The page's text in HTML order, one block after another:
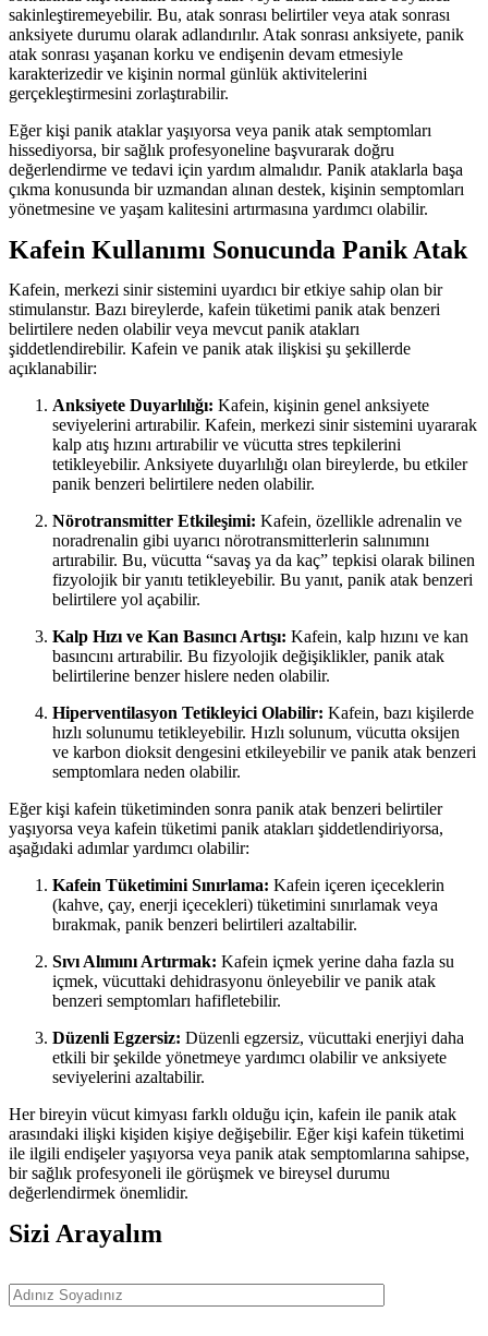
sakinleştiremeyebilir. Bu, atak sonrası belirtiler veya atak sonrası
anksiyete durumu olarak adlandırılır. Atak sonrası anksiyete, panik
atak sonrası yaşanan korku ve endişenin devam etmesiyle
karakterizedir ve kişinin normal günlük aktivitelerini
gerçekleştirmesini zorlaştırabilir.
Eğer kişi panik ataklar yaşıyorsa veya panik atak semptomları
hissediyorsa, bir sağlık profesyoneline başvurarak doğru
değerlendirme ve tedavi için yardım almalıdır. Panik ataklarla başa
çıkma konusunda bir uzmandan alınan destek, kişinin semptomları
yönetmesine ve yaşam kalitesini artırmasına yardımcı olabilir.
Kafein Kullanımı Sonucunda Panik Atak
Kafein, merkezi sinir sistemini uyardıcı bir etkiye sahip olan bir
stimulanstır. Bazı bireylerde, kafein tüketimi panik atak benzeri
belirtilere neden olabilir veya mevcut panik atakları
şiddetlendirebilir. Kafein ve panik atak ilişkisi şu şekillerde
açıklanabilir:
Anksiyete Duyarlılığı: Kafein, kişinin genel anksiyete
seviyelerini artırabilir. Kafein, merkezi sinir sistemini uyararak
kalp atış hızını artırabilir ve vücutta stres tepkilerini
tetikleyebilir. Anksiyete duyarlılığı olan bireylerde, bu etkiler
panik benzeri belirtilere neden olabilir.
Nörotransmitter Etkileşimi: Kafein, özellikle adrenalin ve
noradrenalin gibi uyarıcı nörotransmitterlerin salınımını
artırabilir. Bu, vücutta “savaş ya da kaç” tepkisi olarak bilinen
fizyolojik bir yanıtı tetikleyebilir. Bu yanıt, panik atak benzeri
belirtilere yol açabilir.
Kalp Hızı ve Kan Basıncı Artışı: Kafein, kalp hızını ve kan
basıncını artırabilir. Bu fizyolojik değişiklikler, panik atak
belirtilerine benzer hislere neden olabilir.
Hiperventilasyon Tetikleyici Olabilir: Kafein, bazı kişilerde
hızlı solunumu tetikleyebilir. Hızlı solunum, vücutta oksijen
ve karbon dioksit dengesini etkileyebilir ve panik atak benzeri
semptomlara neden olabilir.
Eğer kişi kafein tüketiminden sonra panik atak benzeri belirtiler
yaşıyorsa veya kafein tüketimi panik atakları şiddetlendiriyorsa,
aşağıdaki adımlar yardımcı olabilir:
Kafein Tüketimini Sınırlama: Kafein içeren içeceklerin
(kahve, çay, enerji içecekleri) tüketimini sınırlamak veya
bırakmak, panik benzeri belirtileri azaltabilir.
Sıvı Alımını Artırmak: Kafein içmek yerine daha fazla su
içmek, vücuttaki dehidrasyonu önleyebilir ve panik atak
benzeri semptomları hafifletebilir.
Düzenli Egzersiz: Düzenli egzersiz, vücuttaki enerjiyi daha
etkili bir şekilde yönetmeye yardımcı olabilir ve anksiyete
seviyelerini azaltabilir.
Her bireyin vücut kimyası farklı olduğu için, kafein ile panik atak
arasındaki ilişki kişiden kişiye değişebilir. Eğer kişi kafein tüketimi
ile ilgili endişeler yaşıyorsa veya panik atak semptomlarına sahipse,
bir sağlık profesyoneli ile görüşmek ve bireysel durumu
değerlendirmek önemlidir.
Sizi Arayalım